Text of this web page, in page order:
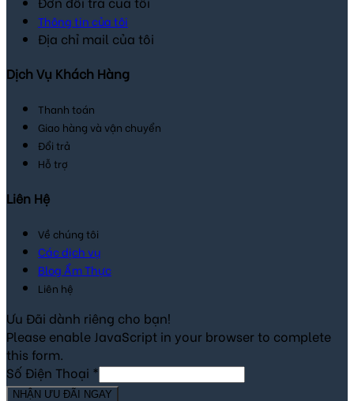
Thông tin của tôi
Địa chỉ mail của tôi
Dịch Vụ Khách Hàng
Thanh toán
Giao hàng và vận chuyển
Đổi trả
Hỗ trợ
Liên Hệ
Về chúng tôi
Các dịch vụ
Blog Ẩm Thực
Liên hệ
Ưu Đãi dành riêng cho bạn!
Please enable JavaScript in your browser to complete
this form.
Số Điện Thoại *
NHẬN ƯU ĐÃI NGAY